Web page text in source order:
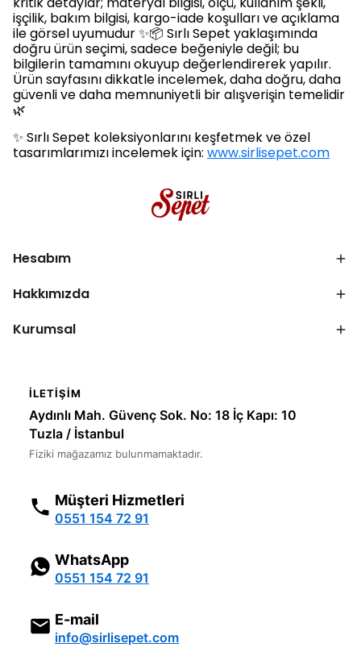
işçilik, bakım bilgisi, kargo-iade koşulları ve açıklama
ile görsel uyumudur ✨📦 Sırlı Sepet yaklaşımında
doğru ürün seçimi, sadece beğeniyle değil; bu
bilgilerin tamamını okuyup değerlendirerek yapılır.
Ürün sayfasını dikkatle incelemek, daha doğru, daha
güvenli ve daha memnuniyetli bir alışverişin temelidir
🌿
✨ Sırlı Sepet koleksiyonlarını keşfetmek ve özel
tasarımlarımızı incelemek için: www.sirlisepet.com
Hesabım
Hakkımızda
Kurumsal
İLETIŞIM
Aydınlı Mah. Güvenç Sok. No: 18 İç Kapı: 10
Tuzla / İstanbul
Fiziki mağazamız bulunmamaktadır.
Müşteri Hizmetleri
0551 154 72 91
WhatsApp
0551 154 72 91
E-mail
info@sirlisepet.com